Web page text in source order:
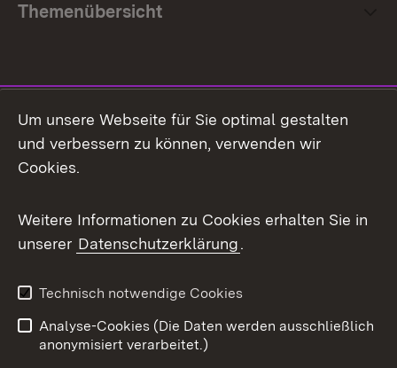
Themenübersicht
Facebook
X / Twitter
Youtube
Impressum
Kontakt
Um unsere Webseite für Sie optimal gestalten
und verbessern zu können, verwenden wir
Cookies.
Weitere Informationen zu Cookies erhalten Sie in
unserer Datenschutzerklärung.
Technisch notwendige Cookies
Analyse-Cookies (Die Daten werden ausschließlich
anonymisiert verarbeitet.)